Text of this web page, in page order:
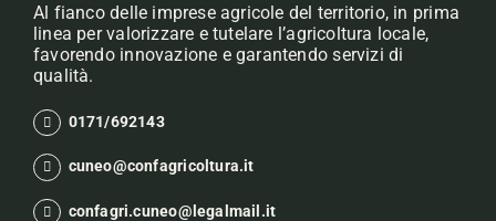
Al fianco delle imprese agricole del territorio, in prima
linea per valorizzare e tutelare l’agricoltura locale,
favorendo innovazione e garantendo servizi di
qualità.
0171/692143
cuneo@confagricoltura.it
confagri.cuneo@legalmail.it